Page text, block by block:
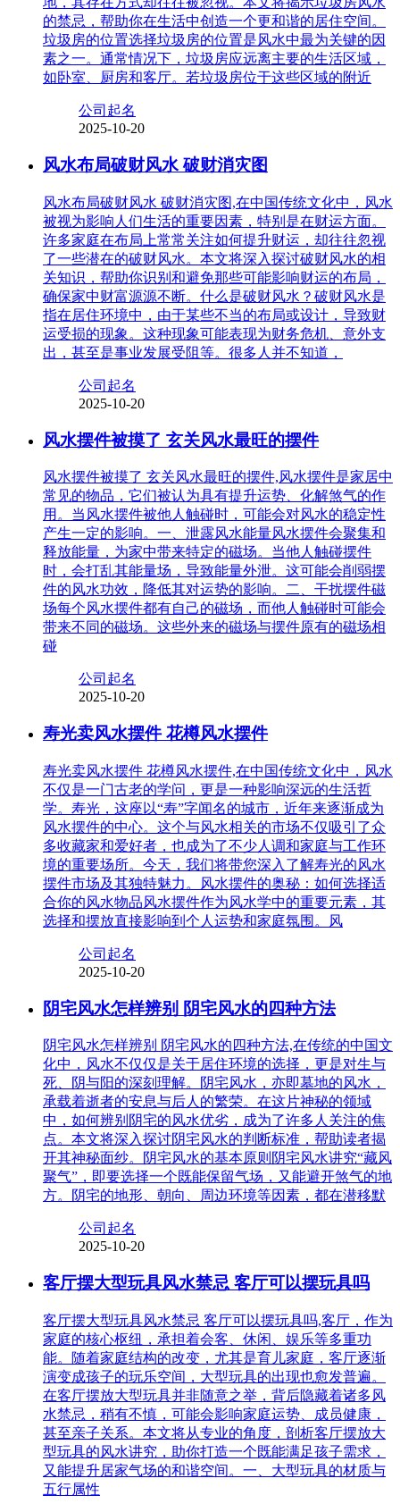
的禁忌，帮助你在生活中创造一个更和谐的居住空间。
垃圾房的位置选择垃圾房的位置是风水中最为关键的因
素之一。通常情况下，垃圾房应远离主要的生活区域，
如卧室、厨房和客厅。若垃圾房位于这些区域的附近
公司起名
2025-10-20
风水布局破财风水 破财消灾图
风水布局破财风水 破财消灾图,在中国传统文化中，风水
被视为影响人们生活的重要因素，特别是在财运方面。
许多家庭在布局上常常关注如何提升财运，却往往忽视
了一些潜在的破财风水。本文将深入探讨破财风水的相
关知识，帮助你识别和避免那些可能影响财运的布局，
确保家中财富源源不断。什么是破财风水？破财风水是
指在居住环境中，由于某些不当的布局或设计，导致财
运受损的现象。这种现象可能表现为财务危机、意外支
出，甚至是事业发展受阻等。很多人并不知道，
公司起名
2025-10-20
风水摆件被摸了 玄关风水最旺的摆件
风水摆件被摸了 玄关风水最旺的摆件,风水摆件是家居中
常见的物品，它们被认为具有提升运势、化解煞气的作
用。当风水摆件被他人触碰时，可能会对风水的稳定性
产生一定的影响。一、泄露风水能量风水摆件会聚集和
释放能量，为家中带来特定的磁场。当他人触碰摆件
时，会打乱其能量场，导致能量外泄。这可能会削弱摆
件的风水功效，降低其对运势的影响。二、干扰摆件磁
场每个风水摆件都有自己的磁场，而他人触碰时可能会
带来不同的磁场。这些外来的磁场与摆件原有的磁场相
碰
公司起名
2025-10-20
寿光卖风水摆件 花樽风水摆件
寿光卖风水摆件 花樽风水摆件,在中国传统文化中，风水
不仅是一门古老的学问，更是一种影响深远的生活哲
学。寿光，这座以“寿”字闻名的城市，近年来逐渐成为
风水摆件的中心。这个与风水相关的市场不仅吸引了众
多收藏家和爱好者，也成为了不少人调和家庭与工作环
境的重要场所。今天，我们将带您深入了解寿光的风水
摆件市场及其独特魅力。风水摆件的奥秘：如何选择适
合你的风水物品风水摆件作为风水学中的重要元素，其
选择和摆放直接影响到个人运势和家庭氛围。风
公司起名
2025-10-20
阴宅风水怎样辨别 阴宅风水的四种方法
阴宅风水怎样辨别 阴宅风水的四种方法,在传统的中国文
化中，风水不仅仅是关于居住环境的选择，更是对生与
死、阴与阳的深刻理解。阴宅风水，亦即墓地的风水，
承载着逝者的安息与后人的繁荣。在这片神秘的领域
中，如何辨别阴宅的风水优劣，成为了许多人关注的焦
点。本文将深入探讨阴宅风水的判断标准，帮助读者揭
开其神秘面纱。阴宅风水的基本原则阴宅风水讲究“藏风
聚气”，即要选择一个既能保留气场，又能避开煞气的地
方。阴宅的地形、朝向、周边环境等因素，都在潜移默
公司起名
2025-10-20
客厅摆大型玩具风水禁忌 客厅可以摆玩具吗
客厅摆大型玩具风水禁忌 客厅可以摆玩具吗,客厅，作为
家庭的核心枢纽，承担着会客、休闲、娱乐等多重功
能。随着家庭结构的改变，尤其是育儿家庭，客厅逐渐
演变成孩子的玩乐空间，大型玩具的出现也愈发普遍。
在客厅摆放大型玩具并非随意之举，背后隐藏着诸多风
水禁忌，稍有不慎，可能会影响家庭运势、成员健康，
甚至亲子关系。本文将从专业的角度，剖析客厅摆放大
型玩具的风水讲究，助你打造一个既能满足孩子需求，
又能提升居家气场的和谐空间。一、大型玩具的材质与
五行属性